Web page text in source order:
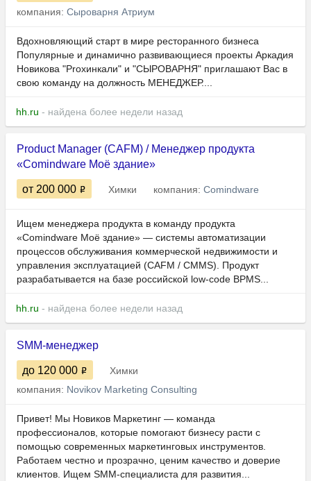
компания: Сыроварня Атриум
Вдохновляющий старт в мире ресторанного бизнеса
Популярные и динамично развивающиеся проекты Аркадия
Новикова "Proхинкали" и "СЫРОВАРНЯ" приглашают Вас в
свою команду на должность МЕНЕДЖЕР....
hh.ru - найдена более недели назад
Product Manager (CAFM) / Менеджер продукта
«Comindware Моё здание»
от 200 000 Химки компания: Comindware
Ищем менеджера продукта в команду продукта
«Comindware Моё здание» — системы автоматизации
процессов обслуживания коммерческой недвижимости и
управления эксплуатацией (CAFM / CMMS). Продукт
разрабатывается на базе российской low-code BPMS...
hh.ru - найдена более недели назад
SMM-менеджер
до 120 000
Химки
компания: Novikov Marketing Consulting
Привет! Мы Новиков Маркетинг — команда
профессионалов, которые помогают бизнесу расти с
помощью современных маркетинговых инструментов.
Работаем честно и прозрачно, ценим качество и доверие
клиентов. Ищем SMM-специалиста для развития...